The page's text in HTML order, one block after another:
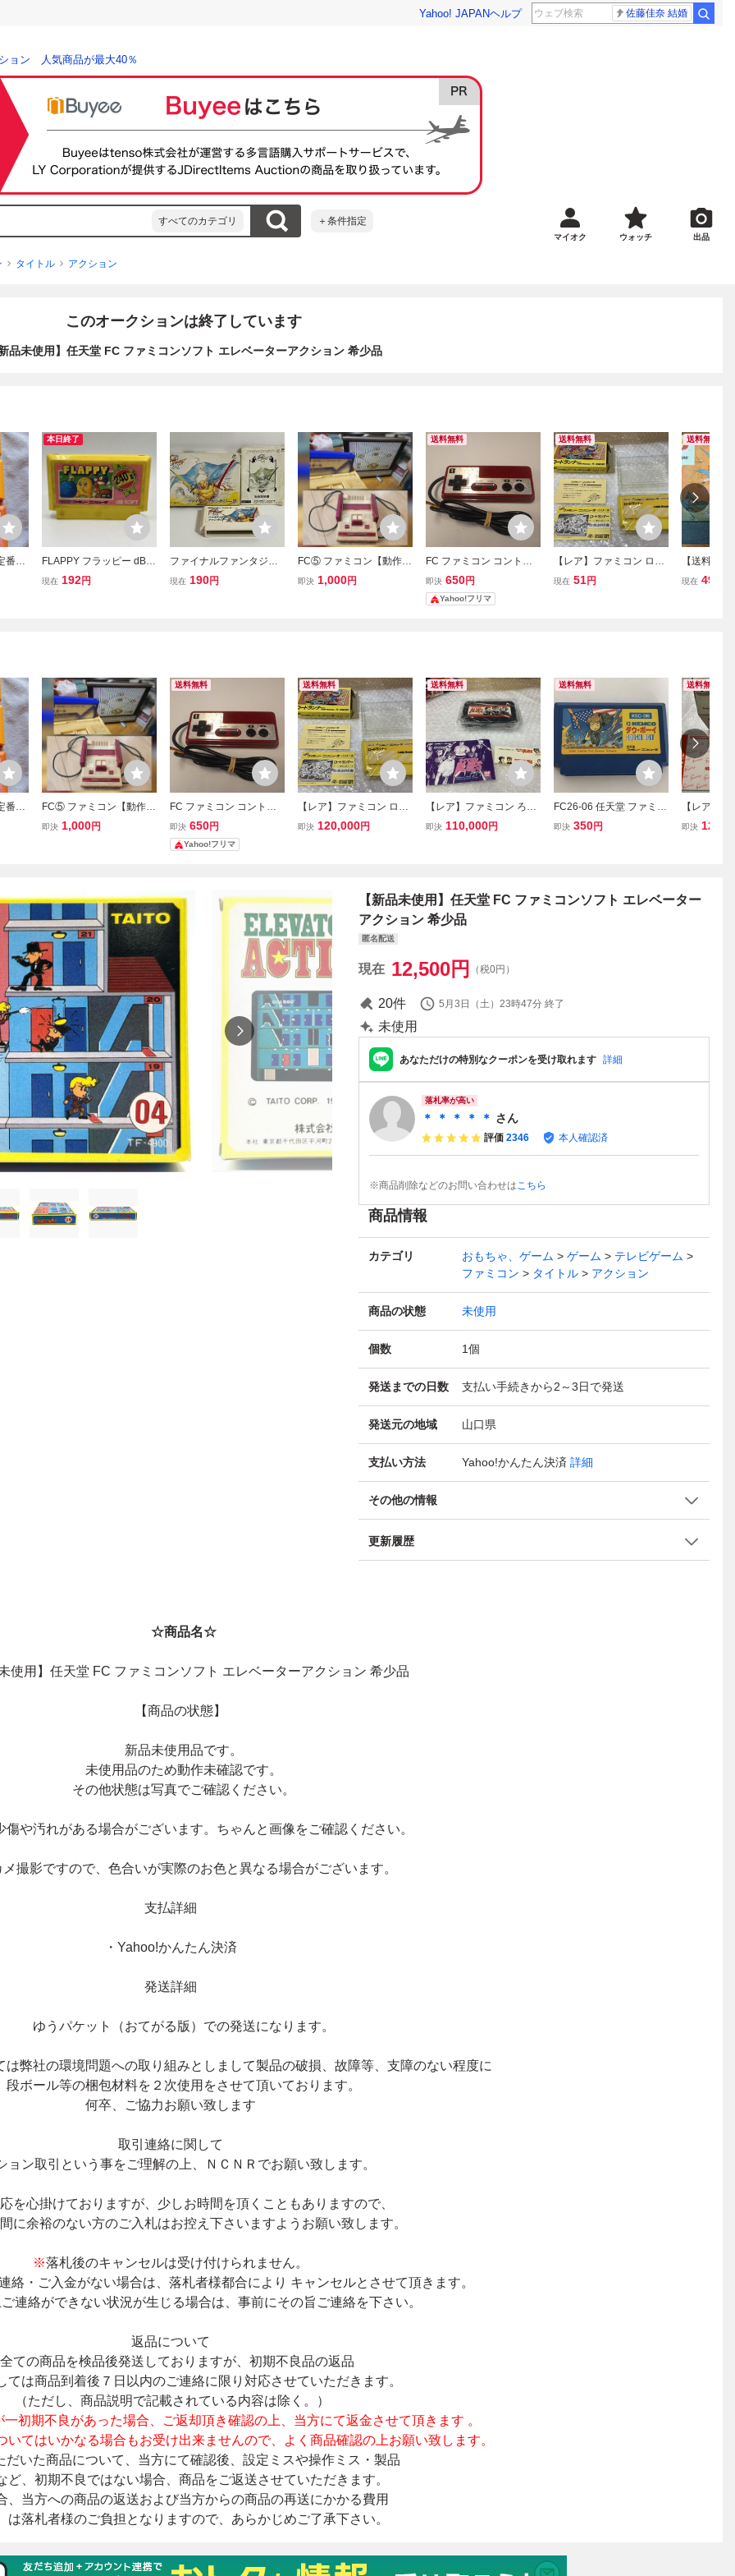
Yahoo! JAPANヘルプ 佐藤佳奈 結婚
ョン 人気商品が最大40％
すべてのカテゴリ ＋条件指定
マイオク ウォッチ 出品
タイトル アクション
このオークションは終了しています
品未使用】任天堂 FC ファミコンソフト エレベーターアクション 希少品
番ア
本日終了
FLAPPY フラッピー dB-S
OFT パズル&アクション
現在 192円
ファイナルファンタジー3
任天堂 FC ファミコ
現在 190円
FC⑤ ファミコン【動作確
認済み】 HVC-001 ファ
即決 1,000円
送料無料
FC ファミコン コントロ
ーラー １コン ジャンク
任天堂 テレビゲーム ＃
２
即決 650円
Yahoo!フリマ
送料無料
【レア】ファミコン ロー
ドランナー Lode Runner
現在 51円
送料無料
【送料無
ーズ2 フラ
現在 490
番ア
FC⑤ ファミコン【動作確
認済み】 HVC-001 ファ
即決 1,000円
送料無料
FC ファミコン コントロ
ーラー １コン ジャンク
任天堂 テレビゲーム ＃
２
即決 650円
Yahoo!フリマ
送料無料
【レア】ファミコン ロー
ドランナー Lode Runner
即決 120,000円
送料無料
【レア】ファミコン ろく
でなしブルース ろくでな
即決 110,000円
送料無料
FC26-06 任天堂 ファミコ
ン FC ダウボーイ アクシ
即決 350円
送料無料
【レア】
ルメラ
即決
【新品未使用】任天堂 FC ファミコンソフト エレベーター
アクション 希少品
匿名配送
現在 12,500円 （税0円）
20件 5月3日（土）23時47分 終了
未使用
あなただけの特別なクーポンを受け取れます 詳細
落札率が高い
＊ ＊ ＊ ＊ ＊ さん
評価 2346 本人確認済
※商品削除などのお問い合わせはこちら
商品情報
カテゴリ おもちゃ、ゲーム ゲーム
テレビゲーム
ファミコン
タイトル アクション
商品の状態 未使用
個数 1個
発送までの日数 支払い手続きから2～3日で発送
発送元の地域 山口県
支払い方法 Yahoo!かんたん決済 詳細
その他の情報
更新履歴